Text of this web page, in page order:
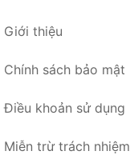
Giới thiệu
Chính sách bảo mật
Điều khoản sử dụng
Miễn trừ trách nhiệm